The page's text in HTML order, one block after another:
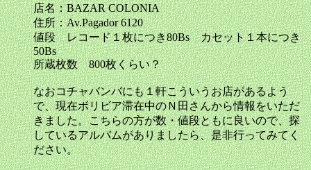
店名：BAZAR COLONIA
住所：Av.Pagador 6120
値段 レコード１枚につき80Bs カセット１本につき
50Bs
所蔵枚数 800枚くらい？
なおコチャバンバにも１軒こういうお店があるよう
で、現在ボリビア滞在中のＮ田さんから情報をいただ
きました。こちらの方が数・値段ともに良いので、探
しているアルバムがありましたら、是非行ってみてく
ださい。